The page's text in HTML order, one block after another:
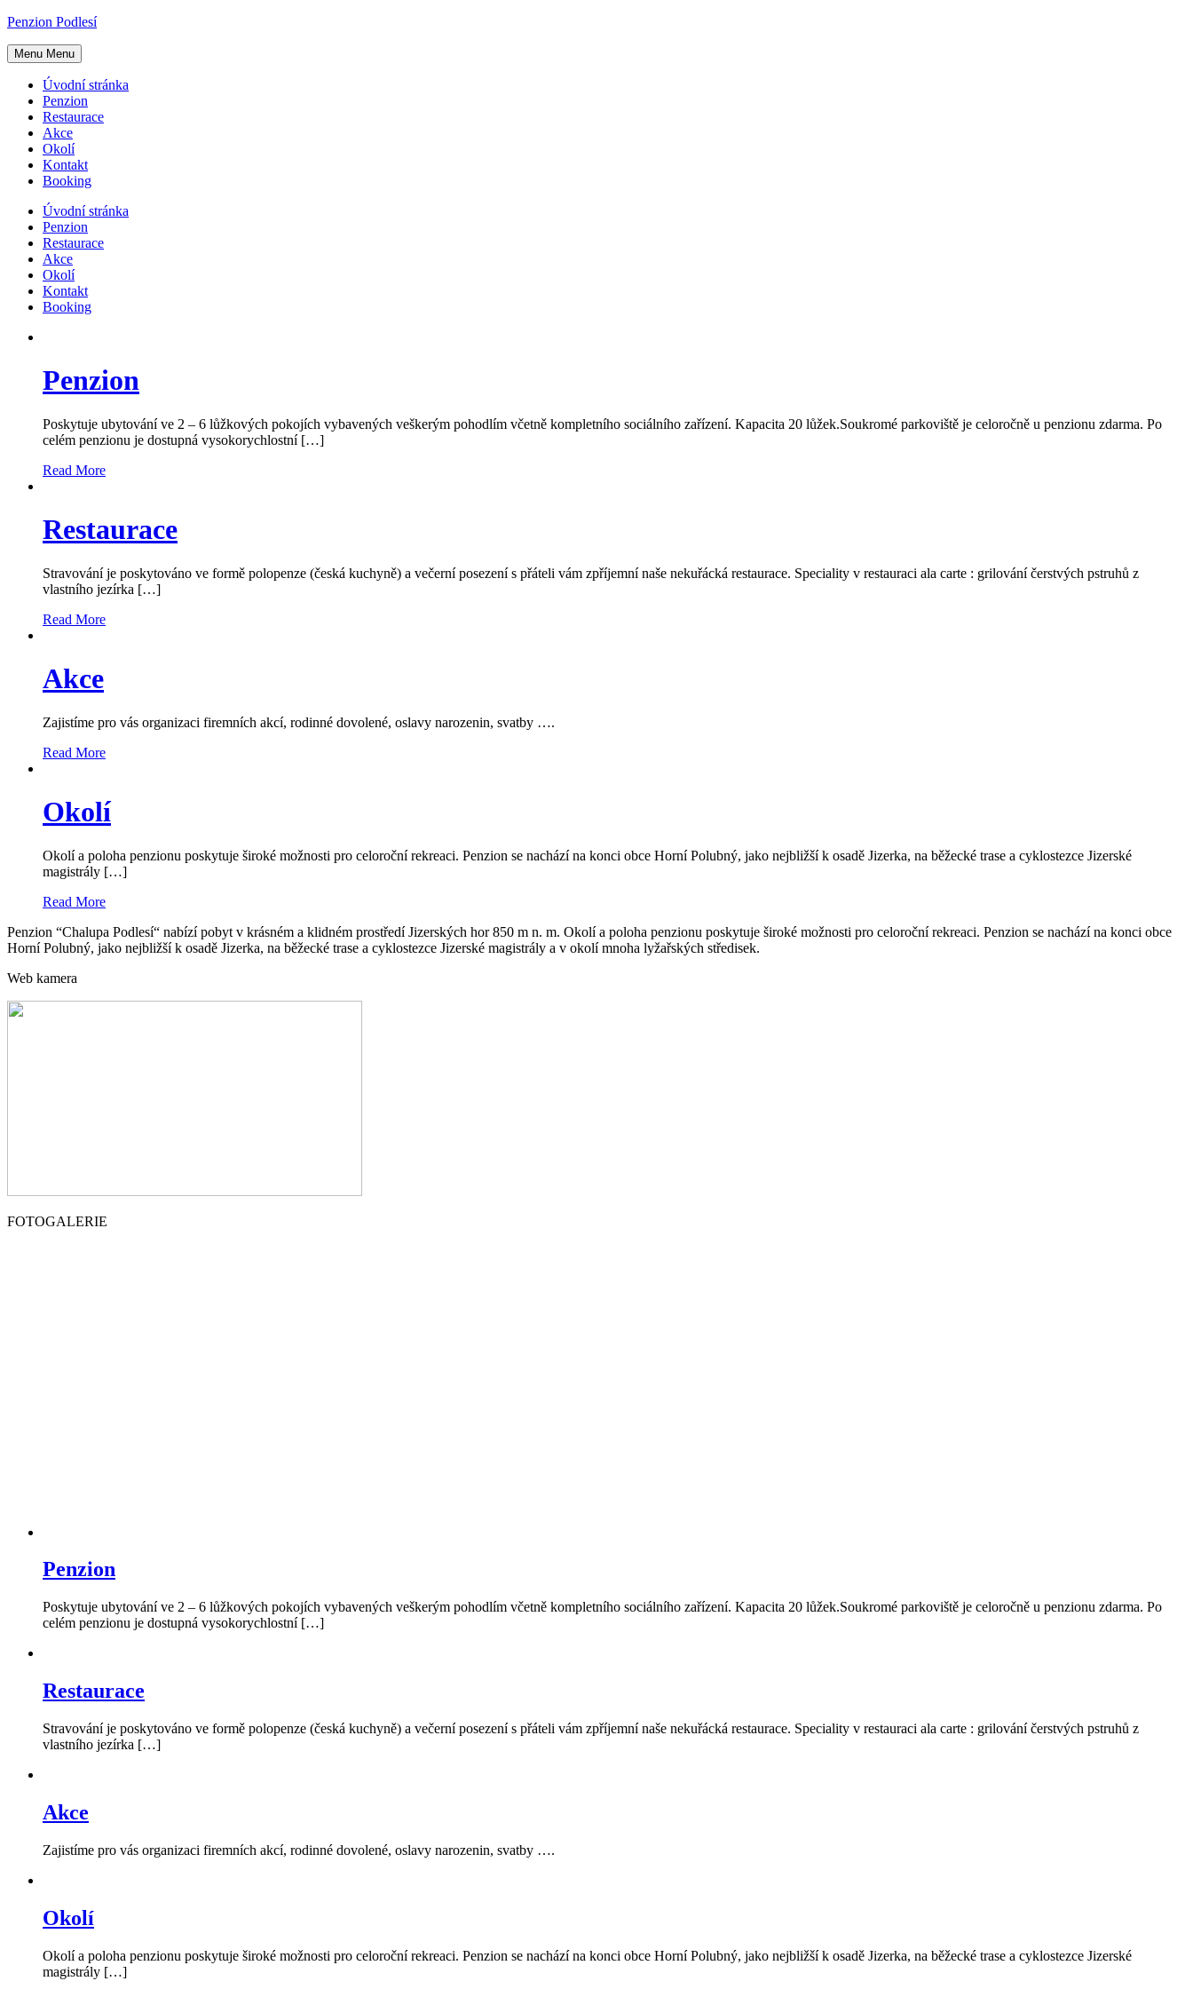
Skip
content
Penzion Podlesí
Menu Menu
Úvodní stránka
Penzion
Restaurace
Akce
Okolí
Kontakt
Booking
Úvodní stránka
Penzion
Restaurace
Akce
Okolí
Kontakt
Booking
Penzion
Poskytuje ubytování ve 2 – 6 lůžkových pokojích vybavených veškerým pohodlím včetně kompletního sociálního zařízení. Kapacita 20 lůžek.Soukromé parkoviště je celoročně u penzionu zdarma. Po
celém penzionu je dostupná vysokorychlostní […]
Read More
Restaurace
Stravování je poskytováno ve formě polopenze (česká kuchyně) a večerní posezení s přáteli vám zpříjemní naše nekuřácká restaurace. Speciality v restauraci ala carte : grilování čerstvých pstruhů z
vlastního jezírka […]
Read More
Akce
Zajistíme pro vás organizaci firemních akcí, rodinné dovolené, oslavy narozenin, svatby ….
Read More
Okolí
Okolí a poloha penzionu poskytuje široké možnosti pro celoroční rekreaci. Penzion se nachází na konci obce Horní Polubný, jako nejbližší k osadě Jizerka, na běžecké trase a cyklostezce Jizerské
magistrály […]
Read More
Penzion “Chalupa Podlesí“ nabízí pobyt v krásném a klidném prostředí Jizerských hor 850 m n. m. Okolí a poloha penzionu poskytuje široké možnosti pro celoroční rekreaci. Penzion se nachází na konci obce
Horní Polubný, jako nejbližší k osadě Jizerka, na běžecké trase a cyklostezce Jizerské magistrály a v okolí mnoha lyžařských středisek.
Web kamera
FOTOGALERIE
Penzion
Poskytuje ubytování ve 2 – 6 lůžkových pokojích vybavených veškerým pohodlím včetně kompletního sociálního zařízení. Kapacita 20 lůžek.Soukromé parkoviště je celoročně u penzionu zdarma. Po
celém penzionu je dostupná vysokorychlostní […]
Restaurace
Stravování je poskytováno ve formě polopenze (česká kuchyně) a večerní posezení s přáteli vám zpříjemní naše nekuřácká restaurace. Speciality v restauraci ala carte : grilování čerstvých pstruhů z
vlastního jezírka […]
Akce
Zajistíme pro vás organizaci firemních akcí, rodinné dovolené, oslavy narozenin, svatby ….
Okolí
Okolí a poloha penzionu poskytuje široké možnosti pro celoroční rekreaci. Penzion se nachází na konci obce Horní Polubný, jako nejbližší k osadě Jizerka, na běžecké trase a cyklostezce Jizerské
magistrály […]